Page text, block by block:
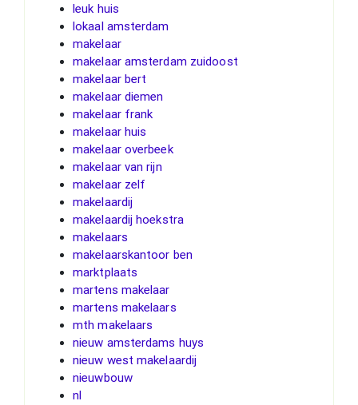
leuk huis
lokaal amsterdam
makelaar
makelaar amsterdam zuidoost
makelaar bert
makelaar diemen
makelaar frank
makelaar huis
makelaar overbeek
makelaar van rijn
makelaar zelf
makelaardij
makelaardij hoekstra
makelaars
makelaarskantoor ben
marktplaats
martens makelaar
martens makelaars
mth makelaars
nieuw amsterdams huys
nieuw west makelaardij
nieuwbouw
nl